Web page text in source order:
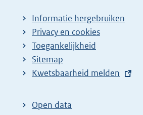
Informatie hergebruiken
Privacy en cookies
Toegankelijkheid
Sitemap
E
t
Kwetsbaarheid melden
Open data